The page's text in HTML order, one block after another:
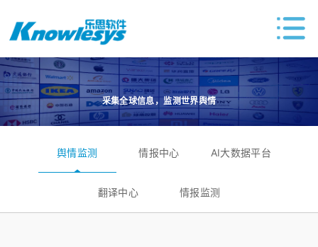
采集全球信息，监测世界舆情
舆情监测 情报中心 AI大数据平台
翻译中心 情报监测